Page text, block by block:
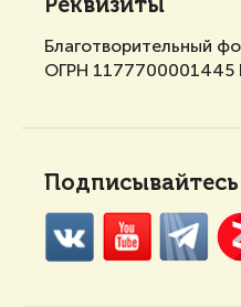
Реквизиты
Благотворительный
ОГРН
Подписывайтесь